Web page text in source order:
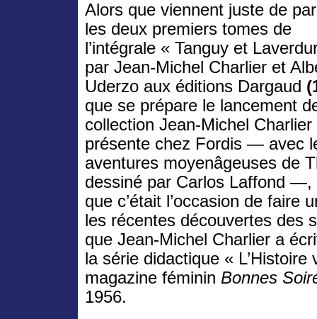
Alors que viennent juste de
les deux premiers tomes de
l’intégrale « Tanguy et
par Jean-Michel Charlier et
Uderzo aux éditions Dargaud
que se prépare le lancement
collection Jean-Michel Charlier
présente chez Fordis — avec
aventures moyenâgeuses de
dessiné par Carlos Laffond —,
que c’était l’occasion de faire
les récentes découvertes des
que Jean-Michel Charlier a
la série didactique « L’Histoire
magazine féminin Bonnes
1956.